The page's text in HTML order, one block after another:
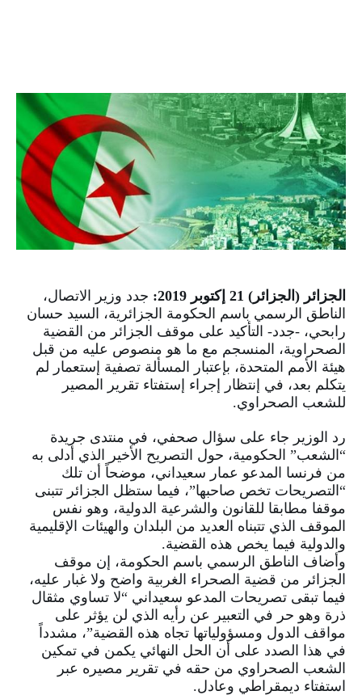
الجزائر (الجزائر) 21 إكتوبر 2019
: جدد وزير الاتصال،
الناطق الرسمي باسم الحكومة الجزائرية، السيد حسان
رابحي، -جدد- التأكيد على موقف الجزائر من القضية
الصحراوية، المنسجم مع ما هو منصوص عليه من قبل
هيئة الأمم المتحدة، بإعتبار المسألة تصفية إستعمار لم
يتكلم بعد، في إنتظار إجراء إستفتاء تقرير المصير
للشعب الصحراوي.
رد الوزير جاء على سؤال صحفي، في منتدى جريدة
“الشعب” الحكومية، حول التصريح الأخير الذي أدلى به
من فرنسا المدعو عمار سعيداني، موضحاً أن تلك
“التصريحات تخص صاحبها”، فيما ستظل الجزائر تتبنى
موقفا مطابقا للقانون والشرعية الدولية، وهو نفس
الموقف الذي تتبناه العديد من البلدان والهيئات الإقليمية
والدولية فيما يخص هذه القضية.
وأضاف الناطق الرسمي باسم الحكومة، إن موقف
الجزائر من قضية الصحراء الغربية واضح ولا غبار عليه،
فيما تبقى تصريحات المدعو سعيداني “لا تساوي مثقال
ذرة وهو حر في التعبير عن رأيه الذي لن يؤثر على
مواقف الدول ومسؤولياتها تجاه هذه القضية”، مشدداً
في هذا الصدد على أن الحل النهائي يكمن في تمكين
الشعب الصحراوي من حقه في تقرير مصيره عبر
استفتاء ديمقراطي وعادل.